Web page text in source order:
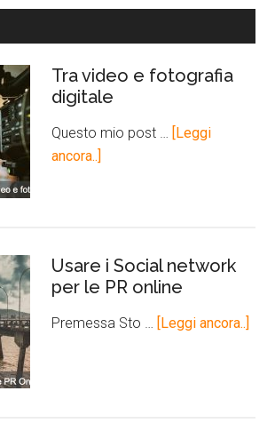
Tra video e fotografia
digitale
Questo mio post …
[Leggi
ancora..]
Usare i Social network
per le PR online
Premessa Sto … [Leggi ancora..]